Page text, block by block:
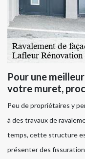
Pour une
votre muret,
Peu de propriétaires y
à des travaux de
temps, cette structure
présenter des